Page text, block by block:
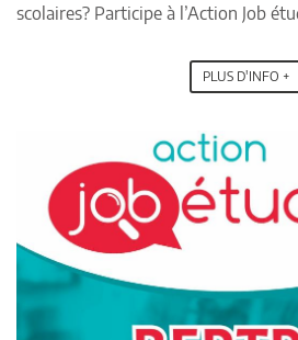
scolaires? Participe à l’Action Job
PLUS D'INFO +